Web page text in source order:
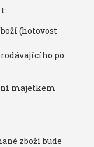
(hotovost
po
majetkem
zboží bude